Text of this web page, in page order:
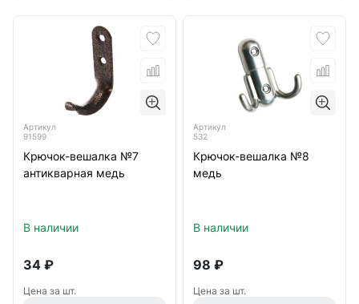
Артикул
91599
Крючок-вешалка №7
антикварная медь
В наличии
34 ₽
Цена за шт.
Артикул
532
Крючок-вешалка №8
медь
В наличии
98 ₽
Цена за шт.